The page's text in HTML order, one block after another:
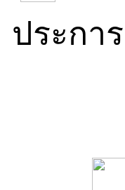
ประกา